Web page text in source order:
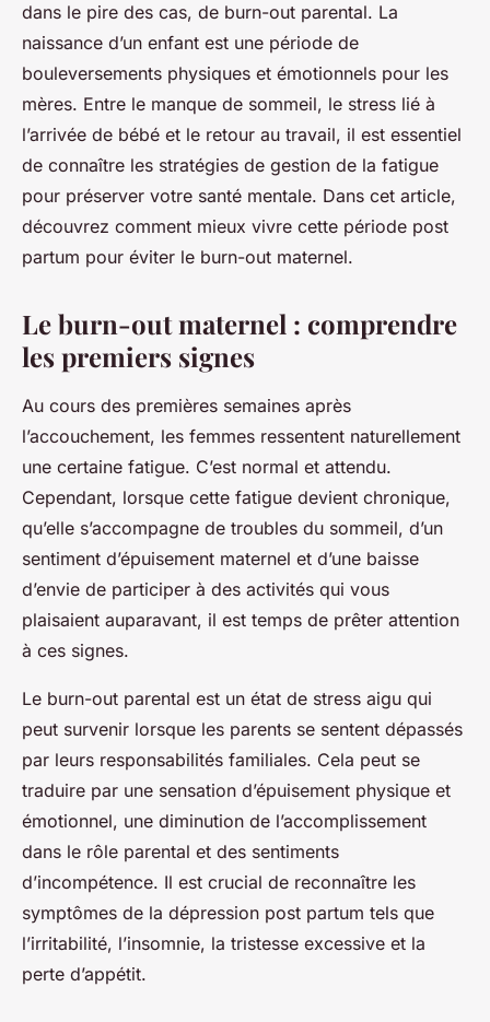
dans le pire des cas, de burn-out parental. La
naissance d’un enfant est une période de
bouleversements physiques et émotionnels pour les
mères. Entre le manque de sommeil, le stress lié à
l’arrivée de bébé et le retour au travail, il est essentiel
de connaître les stratégies de gestion de la fatigue
pour préserver votre santé mentale. Dans cet article,
découvrez comment mieux vivre cette période post
partum pour éviter le burn-out maternel.
Le burn-out maternel : comprendre
les premiers signes
Au cours des premières semaines après
l’accouchement, les femmes ressentent naturellement
une certaine fatigue. C’est normal et attendu.
Cependant, lorsque cette fatigue devient chronique,
qu’elle s’accompagne de troubles du sommeil, d’un
sentiment d’épuisement maternel et d’une baisse
d’envie de participer à des activités qui vous
plaisaient auparavant, il est temps de prêter attention
à ces signes.
Le burn-out parental est un état de stress aigu qui
peut survenir lorsque les parents se sentent dépassés
par leurs responsabilités familiales. Cela peut se
traduire par une sensation d’épuisement physique et
émotionnel, une diminution de l’accomplissement
dans le rôle parental et des sentiments
d’incompétence. Il est crucial de reconnaître les
symptômes de la dépression post partum tels que
l’irritabilité, l’insomnie, la tristesse excessive et la
perte d’appétit.